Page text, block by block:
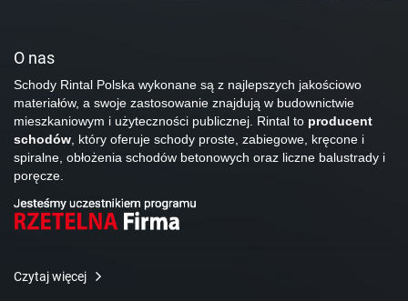
O nas
Schody Rintal Polska wykonane są z najlepszych jakościowo
materiałów, a swoje zastosowanie znajdują w budownictwie
mieszkaniowym i użyteczności publicznej. Rintal to producent
schodów , który oferuje schody proste, zabiegowe, kręcone i
spiralne, obłożenia schodów betonowych oraz liczne balustrady i
poręcze.
Czytaj więcej